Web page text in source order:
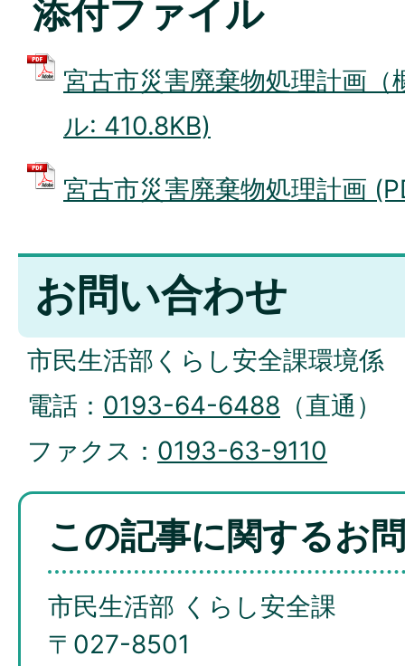
添付ファイル
宮古市災害廃棄物処理計画
ル: 410.8KB)
宮古市災害廃棄物処理計画
お問い合わせ
市民生活部くらし安全課環境係
電話： 0193-64-6488 （直通）
ファクス： 0193-63-9110
この記事に関するお
市民生活部 くらし安全課
〒027-8501